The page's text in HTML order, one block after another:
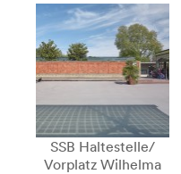
SSB Haltestelle/
Vorplatz Wilhelma